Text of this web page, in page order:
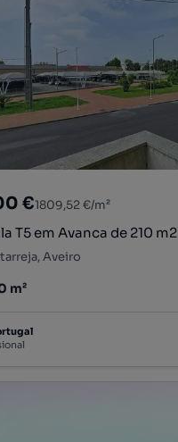
€1809,52 €/m²
T5 em Avanca de 210 m2
Aveiro
quadrado
m²